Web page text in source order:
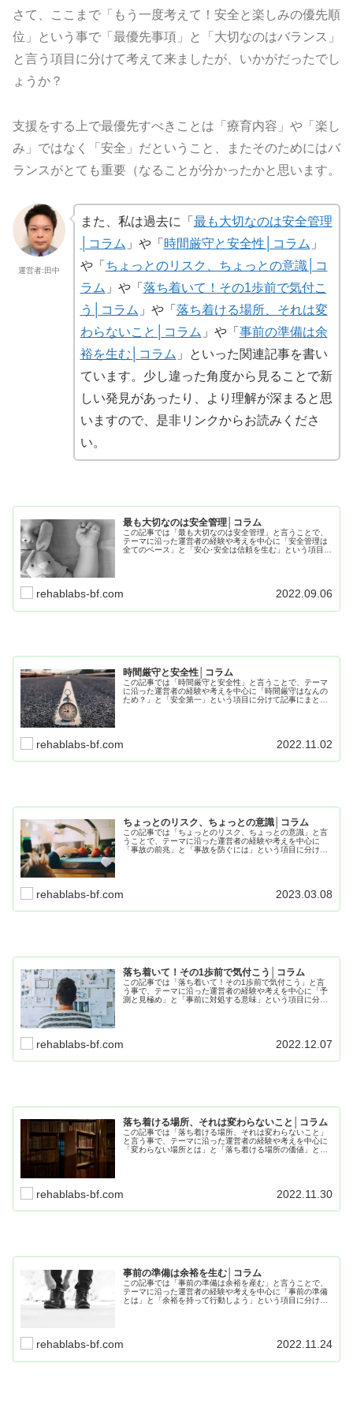
さて、ここまで「もう一度考えて！安全と楽しみの優先順
位」という事で「最優先事項」と「大切なのはバランス」
と言う項目に分けて考えて来ましたが、いかがだったでし
ょうか？
支援をする上で最優先すべきことは「療育内容」や「楽し
み」ではなく「安全」だということ、またそのためにはバ
ランスがとても重要（なることが分かったかと思います。
運営者:田中
また、私は過去に「 最も大切なのは安全管理
│コラム 」や「 時間厳守と安全性│コラム 」
や「 ちょっとのリスク、ちょっとの意識│コ
ラム 」や「 落ち着いて！その1歩前で気付こ
う│コラム 」や「 落ち着ける場所、それは変
わらないこと│コラム 」や「 事前の準備は余
裕を生む│コラム 」といった関連記事を書い
ています。少し違った角度から見ることで新
しい発見があったり、より理解が深まると思
いますので、是非リンクからお読みくださ
い。
最も大切なのは安全管理│コラム
この記事では「最も大切なのは安全管理」と言うことで、
テーマに沿った運営者の経験や考えを中心に「安全管理は
全てのベース」と「安心･安全は信頼を生む」という項目に
rehablabs-bf.com 2022.09.06
時間厳守と安全性│コラム
この記事では「時間厳守と安全性」と言うことで、テーマ
に沿った運営者の経験や考えを中心に「時間厳守はなんの
ため？」と「安全第一」という項目に分けて記事にまとめ
rehablabs-bf.com 2022.11.02
ちょっとのリスク、ちょっとの意識│コラム
この記事では「ちょっとのリスク、ちょっとの意識」と言
うことで、テーマに沿った運営者の経験や考えを中心に
「事故の前兆」と「事故を防ぐには」という項目に分けて
rehablabs-bf.com 2023.03.08
落ち着いて！その1歩前で気付こう│コラム
この記事では「落ち着いて！その1歩前で気付こう」と言
う事で、テーマに沿った運営者の経験や考えを中心に「予
測と見極め」と「事前に対処する意味」という項目に分け
rehablabs-bf.com 2022.12.07
落ち着ける場所、それは変わらないこと│コラム
この記事では「落ち着ける場所、それは変わらないこと」
と言う事で、テーマに沿った運営者の経験や考えを中心に
「変わらない場所とは」と「落ち着ける場所の価値」とい
rehablabs-bf.com 2022.11.30
事前の準備は余裕を生む│コラム
この記事では「事前の準備は余裕を産む」と言うことで、
テーマに沿った運営者の経験や考えを中心に「事前の準備
とは」と「余裕を持って行動しよう」という項目に分けて
rehablabs-bf.com 2022.11.24